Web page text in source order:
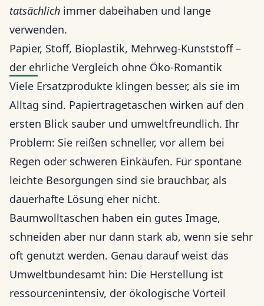
tatsächlich immer dabeihaben und lange
verwenden.
Papier, Stoff, Bioplastik, Mehrweg-Kunststoff –
der ehrliche Vergleich ohne Öko-Romantik
Viele Ersatzprodukte klingen besser, als sie im
Alltag sind. Papiertragetaschen wirken auf den
ersten Blick sauber und umweltfreundlich. Ihr
Problem: Sie reißen schneller, vor allem bei
Regen oder schweren Einkäufen. Für spontane
leichte Besorgungen sind sie brauchbar, als
dauerhafte Lösung eher nicht.
Baumwolltaschen haben ein gutes Image,
schneiden aber nur dann stark ab, wenn sie sehr
oft genutzt werden. Genau darauf weist das
Umweltbundesamt hin: Die Herstellung ist
ressourcenintensiv, der ökologische Vorteil